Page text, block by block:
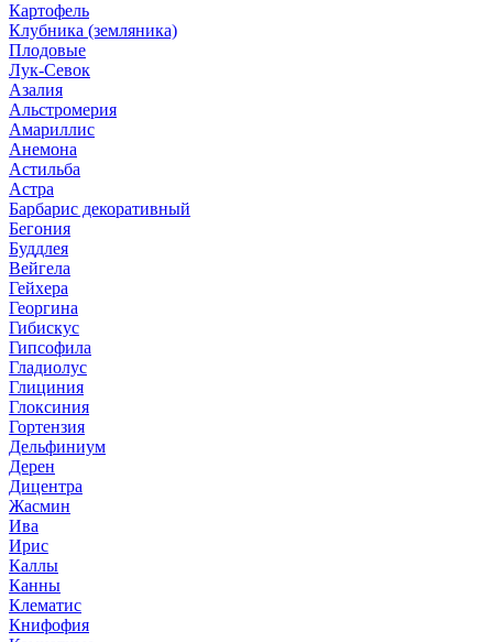
Картофель
Клубника (земляника)
Плодовые
Лук-Севок
Азалия
Альстромерия
Амариллис
Анемона
Астильба
Астра
Барбарис декоративный
Бегония
Буддлея
Вейгела
Гейхера
Георгина
Гибискус
Гипсофила
Гладиолус
Глициния
Глоксиния
Гортензия
Дельфиниум
Дерен
Дицентра
Жасмин
Ива
Ирис
Каллы
Канны
Клематис
Книфофия